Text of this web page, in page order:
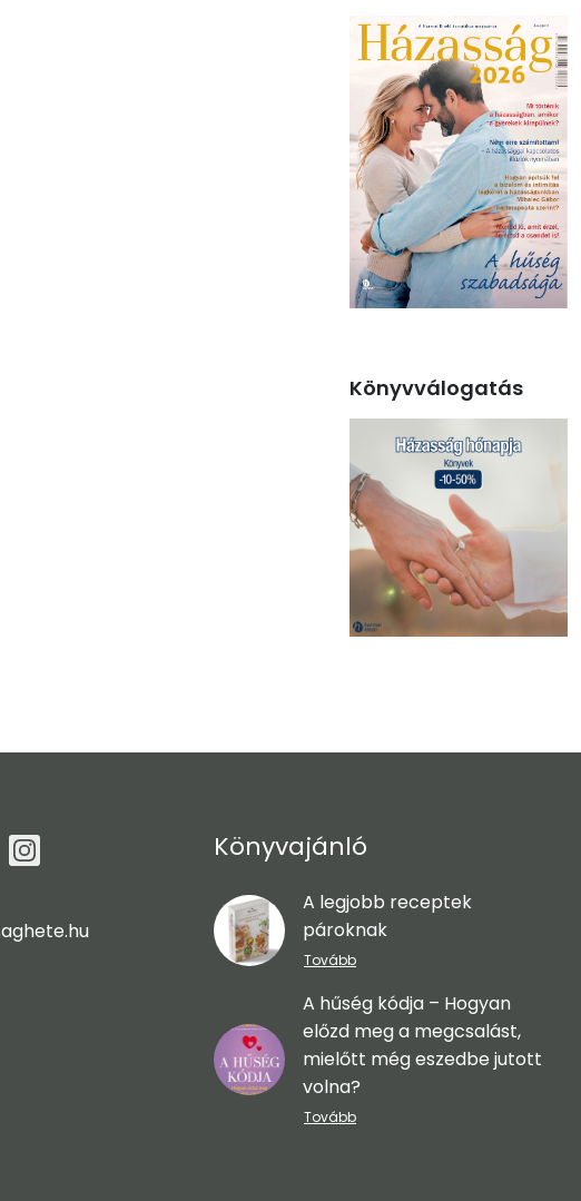
Könyvválogatás
Könyvajánló
A legjobb receptek
pároknak
Tovább
A hűség kódja – Hogyan
előzd meg a megcsalást,
mielőtt még eszedbe jutott
volna?
Tovább